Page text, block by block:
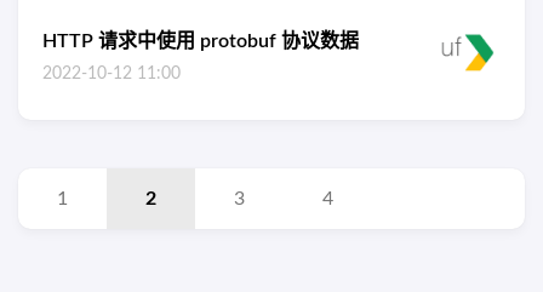
HTTP 请求中使用 protobuf 协议数据
2022-10-12 11:00
1 2 3 4